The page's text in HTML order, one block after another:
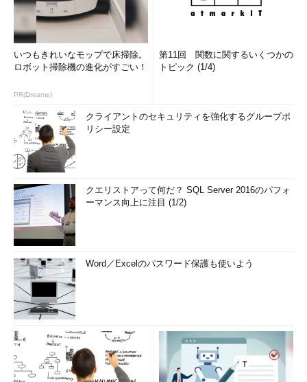
いつもきれいなモップで床掃除。
ロボット掃除機の進化がすごい！
PR(Dreame)
第11回 関数に関するいくつかの
トピック (1/4)
クライアントのセキュリティを強化するグループポ
リシー設定
クエリストアって何だ？ SQL Server 2016のパフォ
ーマンス向上に注目 (1/2)
Word／Excelのパスワード保護も使いよう